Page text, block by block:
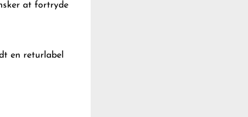
at fortryde
en returlabel